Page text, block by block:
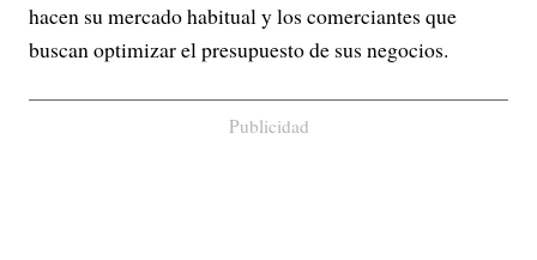
hacen su mercado habitual y los comerciantes que
buscan optimizar el presupuesto de sus negocios.
Publicidad